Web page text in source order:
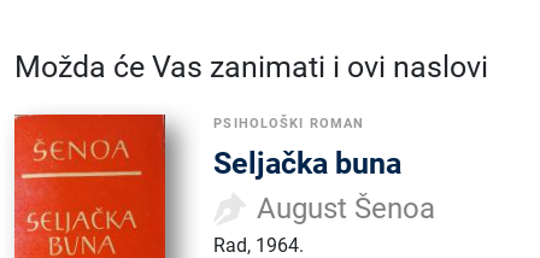
Možda će Vas zanimati i ovi naslovi
PSIHOLOŠKI ROMAN
Seljačka buna
August Šenoa
Rad, 1964.